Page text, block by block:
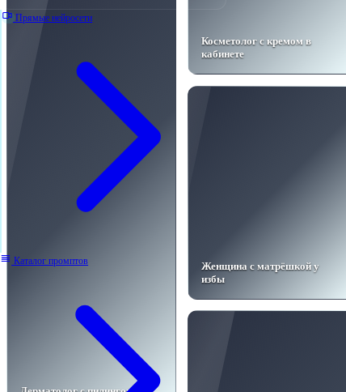
Прямые нейросети
Каталог промптов
Косметолог с кремом в
кабинете
Женщина с матрёшкой у
избы